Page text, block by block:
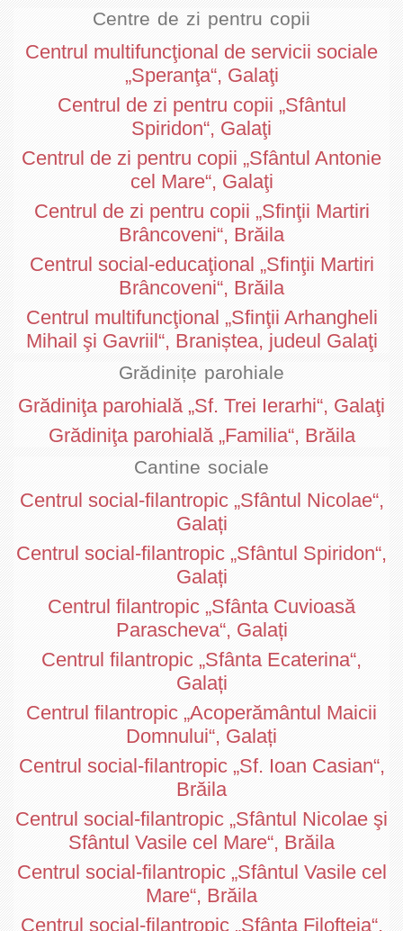
Centre de zi pentru copii
Centrul multifuncţional de servicii sociale
„Speranţa“, Galaţi
Centrul de zi pentru copii „Sfântul
Spiridon“, Galaţi
Centrul de zi pentru copii „Sfântul Antonie
cel Mare“, Galaţi
Centrul de zi pentru copii „Sfinţii Martiri
Brâncoveni“, Brăila
Centrul social-educaţional „Sfinţii Martiri
Brâncoveni“, Brăila
Centrul multifuncţional „Sfinţii Arhangheli
Mihail şi Gavriil“, Braniștea, judeul Galaţi
Grădinițe parohiale
Grădiniţa parohială „Sf. Trei Ierarhi“, Galaţi
Grădiniţa parohială „Familia“, Brăila
Cantine sociale
Centrul social-filantropic „Sfântul Nicolae“,
Galați
Centrul social-filantropic „Sfântul Spiridon“,
Galați
Centrul filantropic „Sfânta Cuvioasă
Parascheva“, Galați
Centrul filantropic „Sfânta Ecaterina“,
Galați
Centrul filantropic „Acoperământul Maicii
Domnului“, Galați
Centrul social-filantropic „Sf. Ioan Casian“,
Brăila
Centrul social-filantropic „Sfântul Nicolae şi
Sfântul Vasile cel Mare“, Brăila
Centrul social-filantropic „Sfântul Vasile cel
Mare“, Brăila
Centrul social-filantropic „Sfânta Filofteia“,